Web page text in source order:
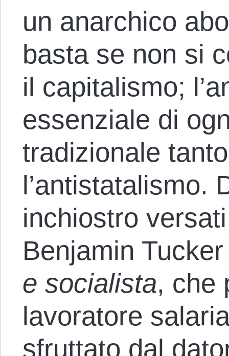
un anarchico
basta se non si
il capitalismo;
essenziale di
tradizionale
l’antistatalismo.
inchiostro
Benjamin
e socialista, che
lavoratore
sfruttato dal